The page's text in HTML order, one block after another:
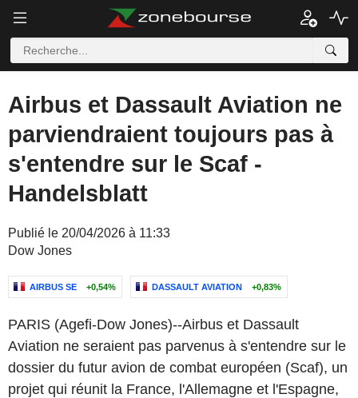
Airbus et Dassault Aviation ne
parviendraient toujours pas à
s'entendre sur le Scaf -
Handelsblatt
Publié le 20/04/2026 à 11:33
Dow Jones
AIRBUS SE +0,54% DASSAULT AVIATION +0,83%
PARIS (Agefi-Dow Jones)--Airbus et Dassault
Aviation ne seraient pas parvenus à s'entendre sur le
dossier du futur avion de combat européen (Scaf), un
projet qui réunit la France, l'Allemagne et l'Espagne,